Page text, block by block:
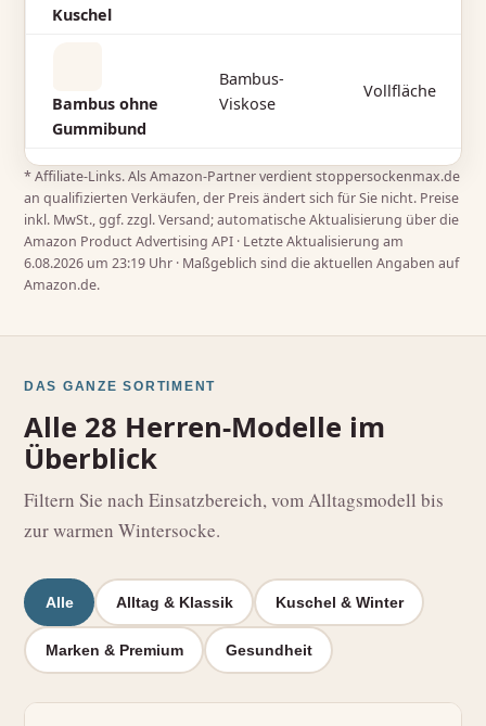
Kuschel
Bambus ohne
Gummibund
Bambus-
Viskose
Vollfläche
* Affiliate‑Links. Als Amazon‑Partner verdient stoppersockenmax.de
an qualifizierten Verkäufen, der Preis ändert sich für Sie nicht. Preise
inkl. MwSt., ggf. zzgl. Versand; automatische Aktualisierung über die
Amazon Product Advertising API · Letzte Aktualisierung am
6.08.2026 um 23:19 Uhr · Maßgeblich sind die aktuellen Angaben auf
Amazon.de.
DAS GANZE SORTIMENT
Alle 28 Herren-Modelle im
Überblick
Filtern Sie nach Einsatzbereich, vom Alltagsmodell bis
zur warmen Wintersocke.
Alle Alltag & Klassik Kuschel & Winter
Marken & Premium Gesundheit